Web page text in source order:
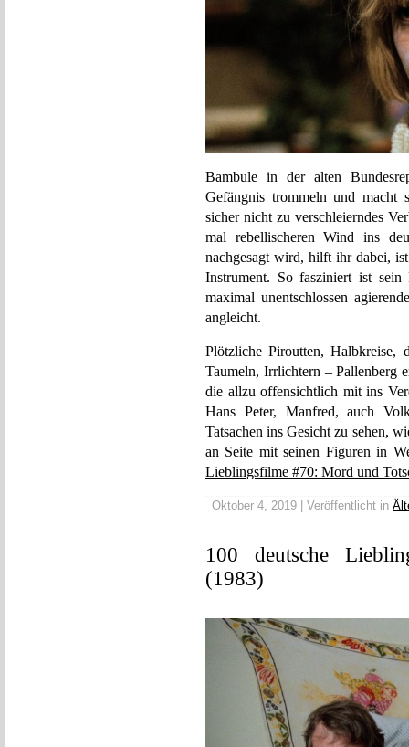
Bambule in der alten
Gefängnis trommeln und
sicher nicht zu verschleierndes
mal rebellischeren Wind ins
nachgesagt wird, hilft ihr dabei,
Instrument. So fasziniert ist
maximal unentschlossen
angleicht.
Plötzliche Piroutten,
Taumeln, Irrlichtern – Pallenberg
die allzu offensichtlich mit ins
Hans Peter, Manfred, auch
Tatsachen ins Gesicht zu sehen,
an Seite mit seinen Figuren in
Lieblingsfilme #70: Mord und
Oktober 4, 2019 | Veröffentlicht in
100 deutsche
(1983)